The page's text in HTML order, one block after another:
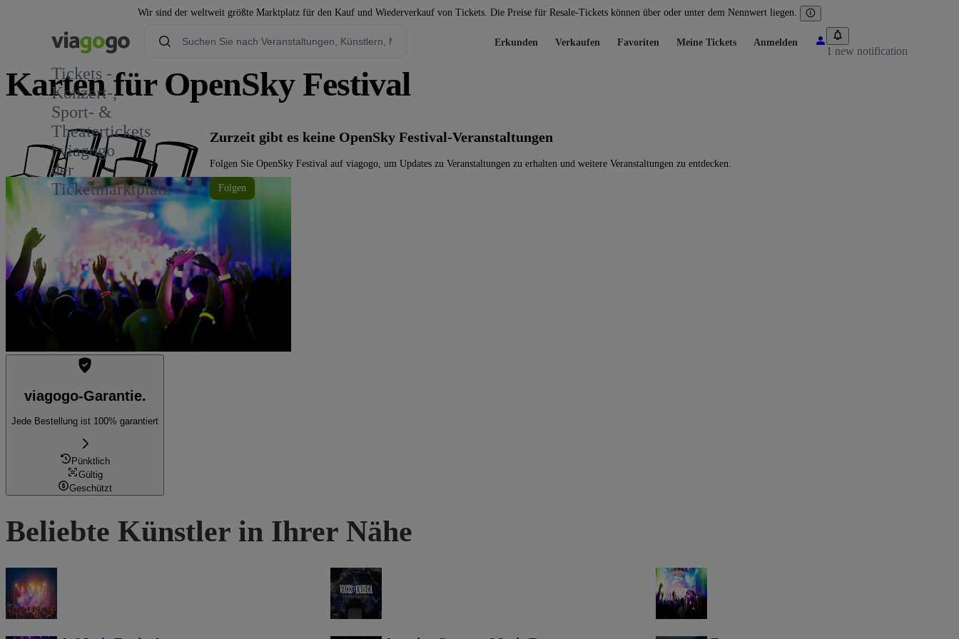
Wir sind der weltweit größte Marktplatz für den Kauf und Wiederverkauf von Tickets. Die Preise für Resale-Tickets können über oder unter dem Nennwert liegen.
Tickets -
Konzert-,
Sport- &
Theatertickets
| viagogo
der
Ticketmarktplatz
Erkunden Verkaufen Favoriten Meine Tickets Anmelden
1 new notification
Karten für OpenSky Festival
Zurzeit gibt es keine OpenSky Festival-Veranstaltungen
Folgen Sie OpenSky Festival auf viagogo, um Updates zu Veranstaltungen zu erhalten und weitere Veranstaltungen zu entdecken.
Folgen
viagogo-Garantie.
Jede Bestellung ist 100% garantiert
Pünktlich
Gültig
Geschützt
Beliebte Künstler in Ihrer Nähe